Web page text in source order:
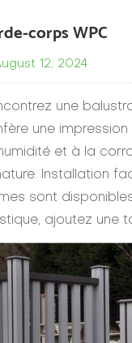
corps WPC
12, 2024
une
une
et à la
Installation
sont
ajoutez une